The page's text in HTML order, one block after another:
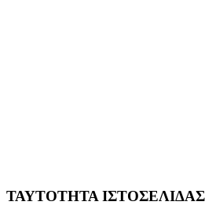
ΤΑΥΤΟΤΗΤΑ ΙΣΤΟΣΕΛΙΔΑΣ